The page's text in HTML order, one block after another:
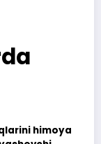
himoya